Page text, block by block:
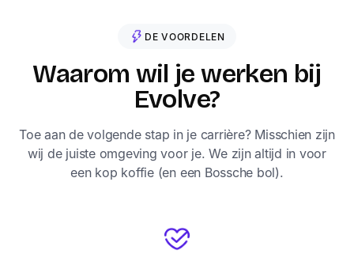
DE VOORDELEN
Waarom wil je werken bij
Evolve?
Toe aan de volgende stap in je carrière? Misschien zijn
wij de juiste omgeving voor je. We zijn altijd in voor
een kop koffie (en een Bossche bol).